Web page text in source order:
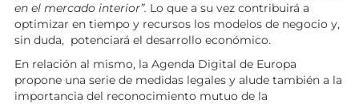
en el mercado interior”. Lo que a su vez contribuirá a
optimizar en tiempo y recursos los modelos de negocio y,
sin duda, potenciará el desarrollo económico.
En relación al mismo, la Agenda Digital de Europa
propone una serie de medidas legales y alude también a la
importancia del reconocimiento mutuo de la